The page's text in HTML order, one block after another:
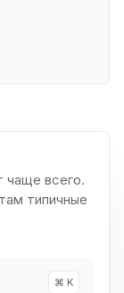
чаще всего.
типичные
⌘ K